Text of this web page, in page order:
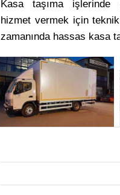
Kasa taşıma
hizmet vermek için
zamanında hassas kasa